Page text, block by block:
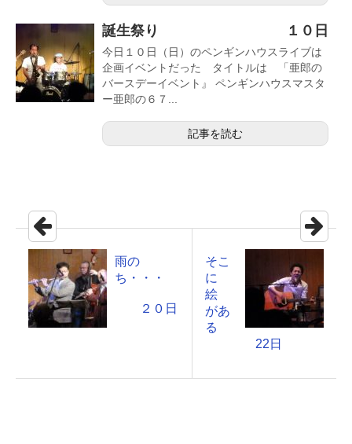
誕生祭り １０日
今日１０日（日）のペンギンハウスライブは
企画イベントだった タイトルは 「亜郎の
バースデーイベント』 ペンギンハウスマスタ
ー亜郎の６７...
記事を読む
雨の
ち・・・
２０日
そこ
に
絵
があ
る
22日